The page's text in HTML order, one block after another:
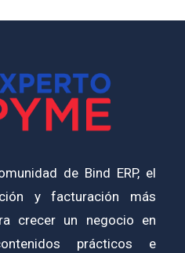
de Bind ERP, el
y facturación más
crecer un negocio en
prácticos e